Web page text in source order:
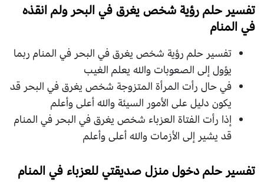
تفسير حلم رؤية شخص يغرق في البحر ولم انقذه
في المنام
تفسير حلم رؤية شخص يغرق في البحر في المنام ربما
يؤول إلى الصعوبات والله يعلم الغيب
في حال رأت المرأة المتزوجة شخص يغرق في البحر قد
يكون دليل على الأمور السيئة والله أعلى وأعلم
إذا رأت الفتاة العزباء شخص يغرق في البحر في المنام
قد يشير إلى الأزمات والله أعلى وأعلم
تفسير حلم دخول منزل صديقتي للعزباء في المنام